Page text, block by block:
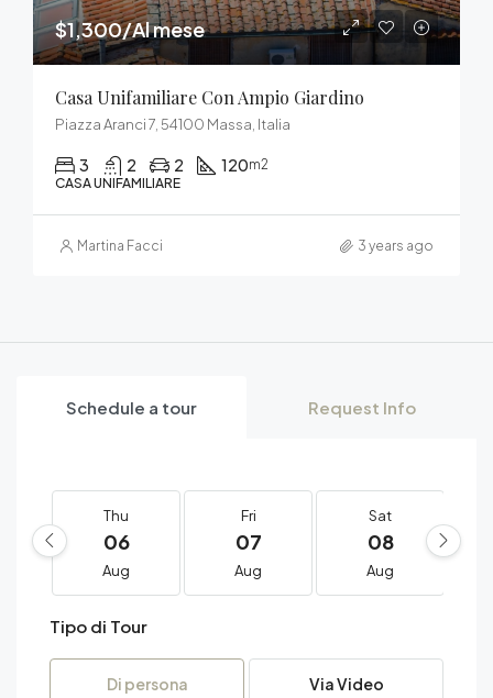
$1,300/Al mese
Casa Unifamiliare Con Ampio Giardino
Piazza Aranci 7, 54100 Massa, Italia
3 2 2 120m2
CASA UNIFAMILIARE
Martina Facci 3 years ago
Schedule a tour Request Info
Thu
06
Aug
Fri
07
Aug
Sat
08
Aug
Tipo di Tour
Di persona Via Video